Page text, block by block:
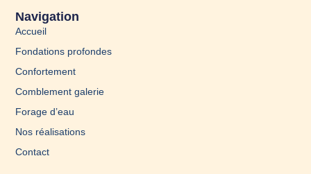
Navigation
Accueil
Fondations profondes
Confortement
Comblement galerie
Forage d’eau
Nos réalisations
Contact